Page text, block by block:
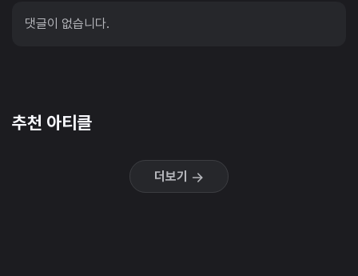
댓글이 없습니다.
추천 아티클
더보기